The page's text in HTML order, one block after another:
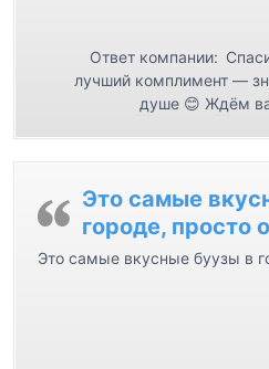
с
я
Ответ компании:
лучший комплимент —
душе 😊 Ждём
Это самые
городе, просто
Это самые вкусные буузы в